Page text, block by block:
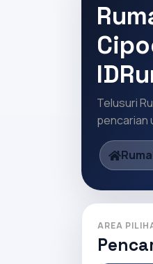
Telusuri
pencarian
AREA